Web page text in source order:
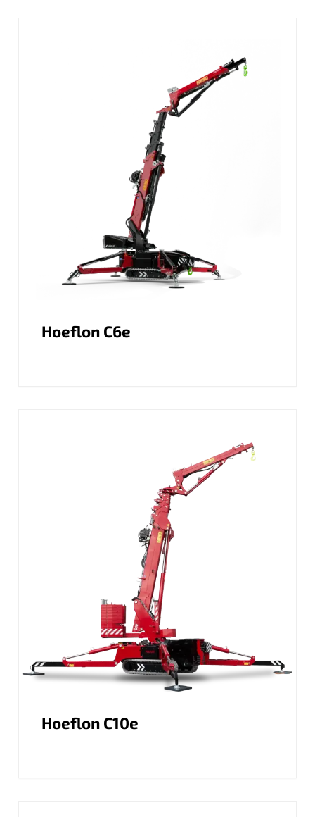
Hoeflon C6e
Hoeflon C10e